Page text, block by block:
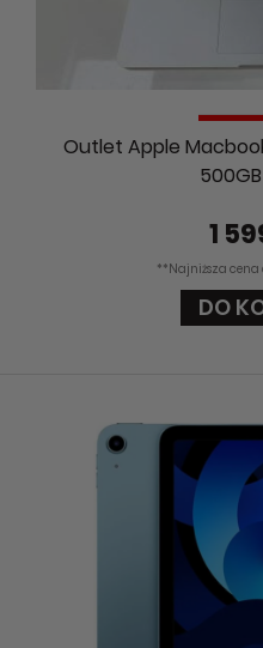
Outlet Apple
1
**Najniższa cena
DO